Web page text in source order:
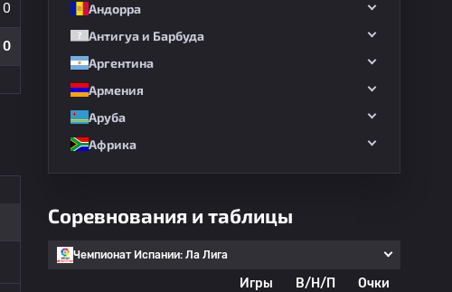
0
0
Андорра
Антигуа и Барбуда
Аргентина
Армения
Аруба
Африка
Соревнования и таблицы
Чемпионат Испании: Ла Лига
Игры В/Н/П
Очки